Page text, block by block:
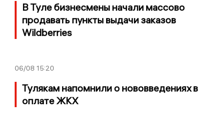
В Туле бизнесмены начали массово
продавать пункты выдачи заказов
Wildberries
06/08 15:20
Тулякам напомнили о нововведениях в
оплате ЖКХ